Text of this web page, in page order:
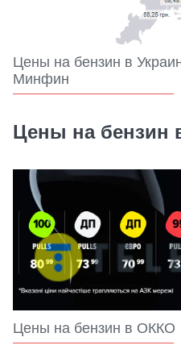
Цены на бензин в
Минфин
Цены на бензин
Цены на бензин в ОККО